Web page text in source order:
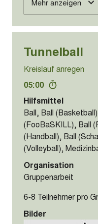
Mehr anzeigen
Tunnelball
Kreislauf anregen
05:00
Hilfsmittel
Ball, Ball
(FooBaSKILL), Ball
(Handball), Ball
(Volleyball),
Organisation
Gruppenarbeit
6-8 Teilnehmer pro
Bilder